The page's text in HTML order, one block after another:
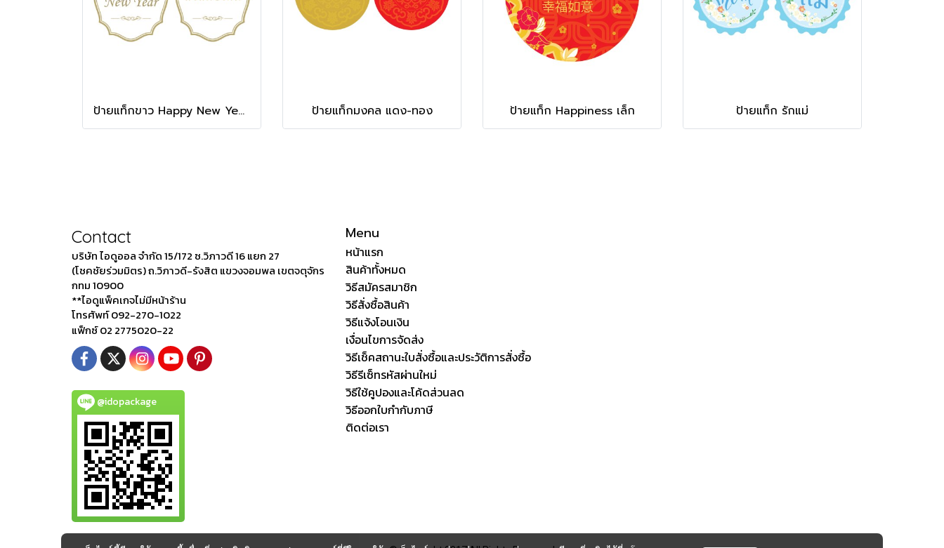
ป้ายแท็กขาว Happy New Year และ สวัสดีปีใหม่ ป้ายแท็กมงคล แดง-ทอง ป้ายแท็ก Happiness เล็ก ป้ายแท็ก รักแม่
Contact
บริษัท ไอดูออล จำกัด 15/172 ซ.วิภาวดี 16 แยก 27
(โชคชัยร่วมมิตร) ถ.วิภาวดี-รังสิต แขวงจอมพล เขตจตุจักร
กทม 10900
**ไอดูแพ็คเกจไม่มีหน้าร้าน
โทรศัพท์ 092-270-1022
แฟ็กซ์ 02 2775020-22
@idopackage
Menu
หน้าแรก
สินค้าทั้งหมด
วิธีสมัครสมาชิก
วิธีสั่งซื้อสินค้า
วิธีแจ้งโอนเงิน
เงื่อนไขการจัดส่ง
วิธีเช็คสถานะใบสั่งซื้อและประวัติการสั่งซื้อ
วิธีรีเซ็ทรหัสผ่านใหม่
วิธีใช้คูปองและโค้ดส่วนลด
วิธีออกใบกำกับภาษี
ติดต่อเรา